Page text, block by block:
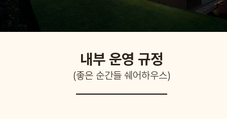
내부 운영 규정
(좋은 순간들 쉐어하우스)
____________________